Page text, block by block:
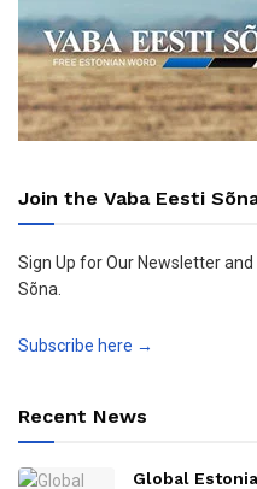
Join the Vaba Eesti
Sign Up for Our Newsletter
Sõna.
Subscribe here →
Recent News
Global